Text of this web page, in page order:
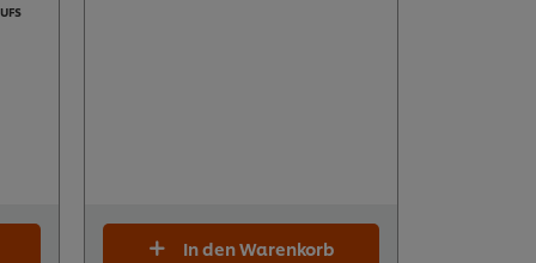
In den Warenkorb